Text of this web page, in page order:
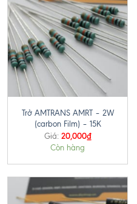
Trở AMTRANS AMRT – 2W
(carbon Film) – 15K
Giá: 20,000₫
Còn hàng